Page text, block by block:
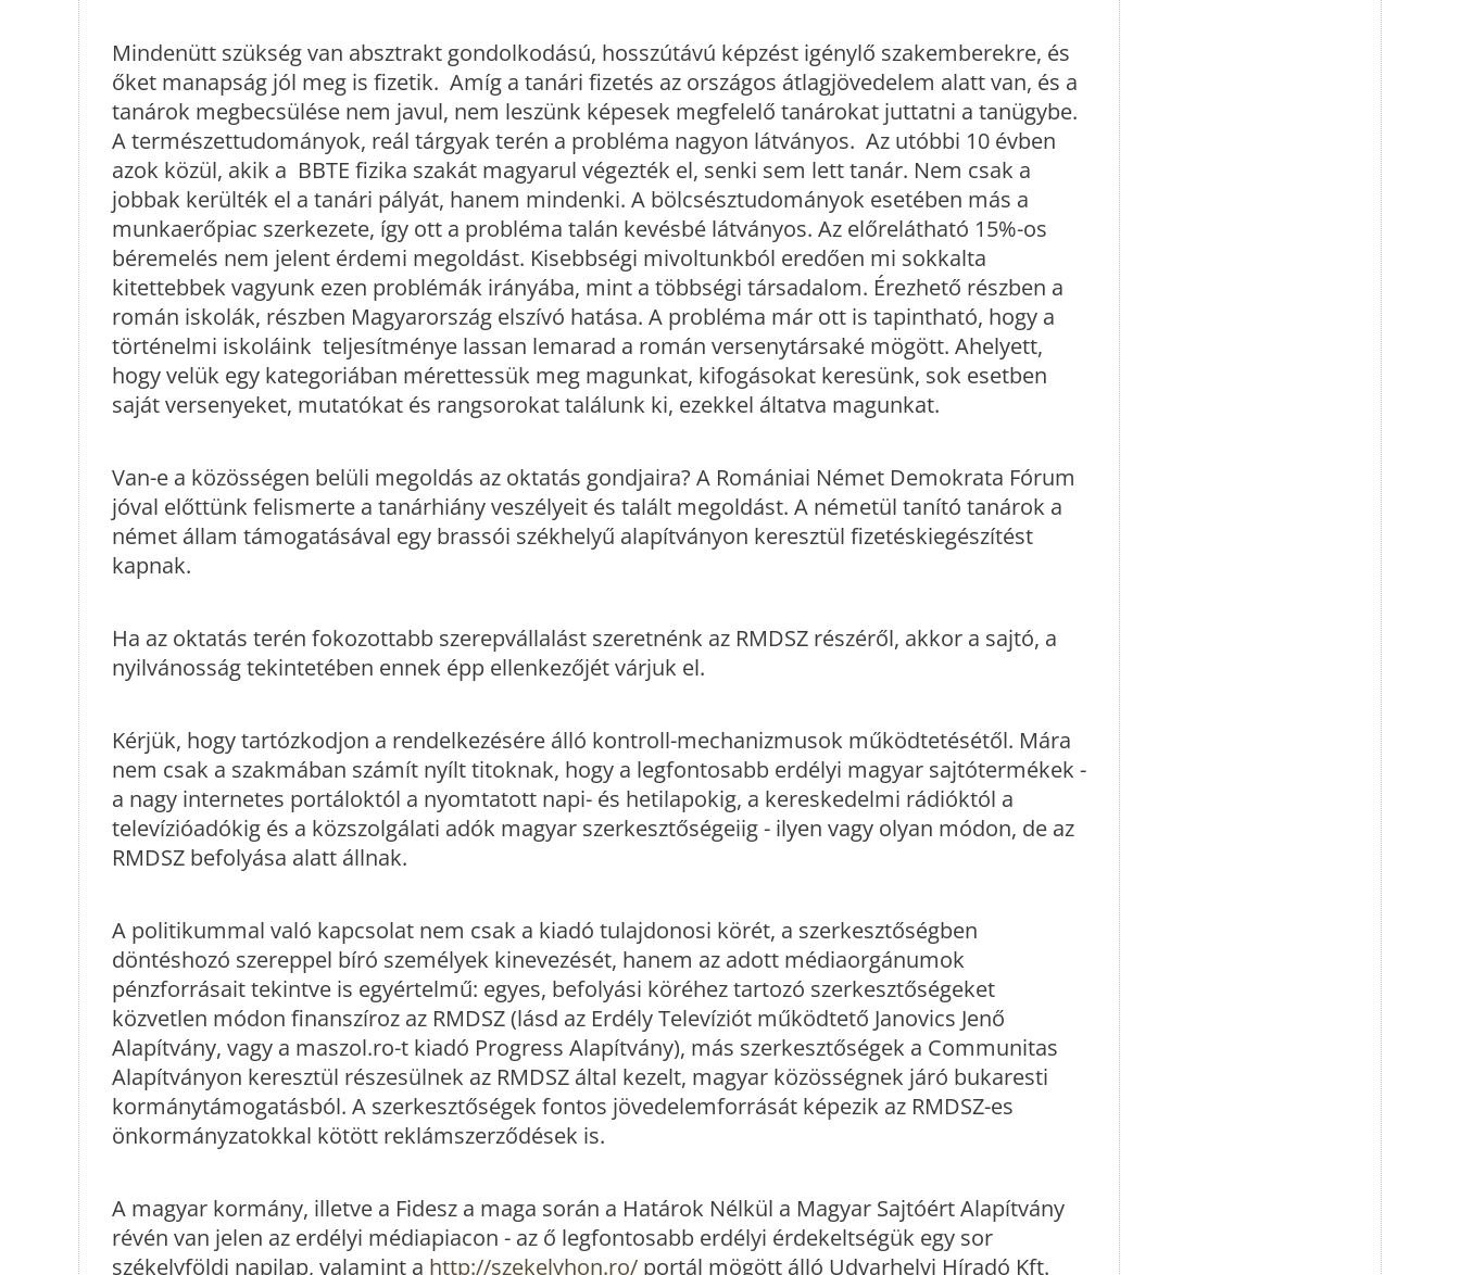
Mindenütt szükség van absztrakt gondolkodású, hosszútávú képzést igénylő szakemberekre, és
őket manapság jól meg is fizetik. Amíg a tanári fizetés az országos átlagjövedelem alatt van, és a
tanárok megbecsülése nem javul, nem leszünk képesek megfelelő tanárokat juttatni a tanügybe.
A természettudományok, reál tárgyak terén a probléma nagyon látványos. Az utóbbi 10 évben
azok közül, akik a BBTE fizika szakát magyarul végezték el, senki sem lett tanár. Nem csak a
jobbak kerülték el a tanári pályát, hanem mindenki. A bölcsésztudományok esetében más a
munkaerőpiac szerkezete, így ott a probléma talán kevésbé látványos. Az előrelátható 15%-os
béremelés nem jelent érdemi megoldást. Kisebbségi mivoltunkból eredően mi sokkalta
kitettebbek vagyunk ezen problémák irányába, mint a többségi társadalom. Érezhető részben a
román iskolák, részben Magyarország elszívó hatása. A probléma már ott is tapintható, hogy a
történelmi iskoláink teljesítménye lassan lemarad a román versenytársaké mögött. Ahelyett,
hogy velük egy kategoriában mérettessük meg magunkat, kifogásokat keresünk, sok esetben
saját versenyeket, mutatókat és rangsorokat találunk ki, ezekkel áltatva magunkat.
Van-e a közösségen belüli megoldás az oktatás gondjaira? A Romániai Német Demokrata Fórum
jóval előttünk felismerte a tanárhiány veszélyeit és talált megoldást. A németül tanító tanárok a
német állam támogatásával egy brassói székhelyű alapítványon keresztül fizetéskiegészítést
kapnak.
Ha az oktatás terén fokozottabb szerepvállalást szeretnénk az RMDSZ részéről, akkor a sajtó, a
nyilvánosság tekintetében ennek épp ellenkezőjét várjuk el.
Kérjük, hogy tartózkodjon a rendelkezésére álló kontroll-mechanizmusok működtetésétől. Mára
nem csak a szakmában számít nyílt titoknak, hogy a legfontosabb erdélyi magyar sajtótermékek -
a nagy internetes portáloktól a nyomtatott napi- és hetilapokig, a kereskedelmi rádióktól a
televízióadókig és a közszolgálati adók magyar szerkesztőségeiig - ilyen vagy olyan módon, de az
RMDSZ befolyása alatt állnak.
A politikummal való kapcsolat nem csak a kiadó tulajdonosi körét, a szerkesztőségben
döntéshozó szereppel bíró személyek kinevezését, hanem az adott médiaorgánumok
pénzforrásait tekintve is egyértelmű: egyes, befolyási köréhez tartozó szerkesztőségeket
közvetlen módon finanszíroz az RMDSZ (lásd az Erdély Televíziót működtető Janovics Jenő
Alapítvány, vagy a maszol.ro-t kiadó Progress Alapítvány), más szerkesztőségek a Communitas
Alapítványon keresztül részesülnek az RMDSZ által kezelt, magyar közösségnek járó bukaresti
kormánytámogatásból. A szerkesztőségek fontos jövedelemforrását képezik az RMDSZ-es
önkormányzatokkal kötött reklámszerződések is.
A magyar kormány, illetve a Fidesz a maga során a Határok Nélkül a Magyar Sajtóért Alapítvány
révén van jelen az erdélyi médiapiacon - az ő legfontosabb erdélyi érdekeltségük egy sor
székelyföldi napilap, valamint a http://szekelyhon.ro/ portál mögött álló Udvarhelyi Híradó Kft.